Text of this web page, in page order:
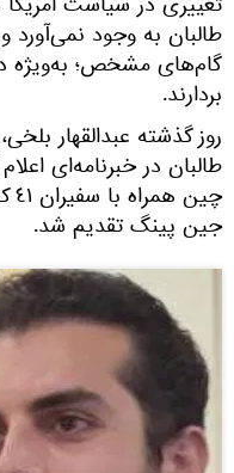
تغییری در سیاست
طالبان به وجود نمی‌آورد
گام‌های مشخص؛ به‌ویژه
بردارند.
روز گذشته عبدالقهار
طالبان در خبرنامه‌ای
جین‌ پینگ تقدیم شد.